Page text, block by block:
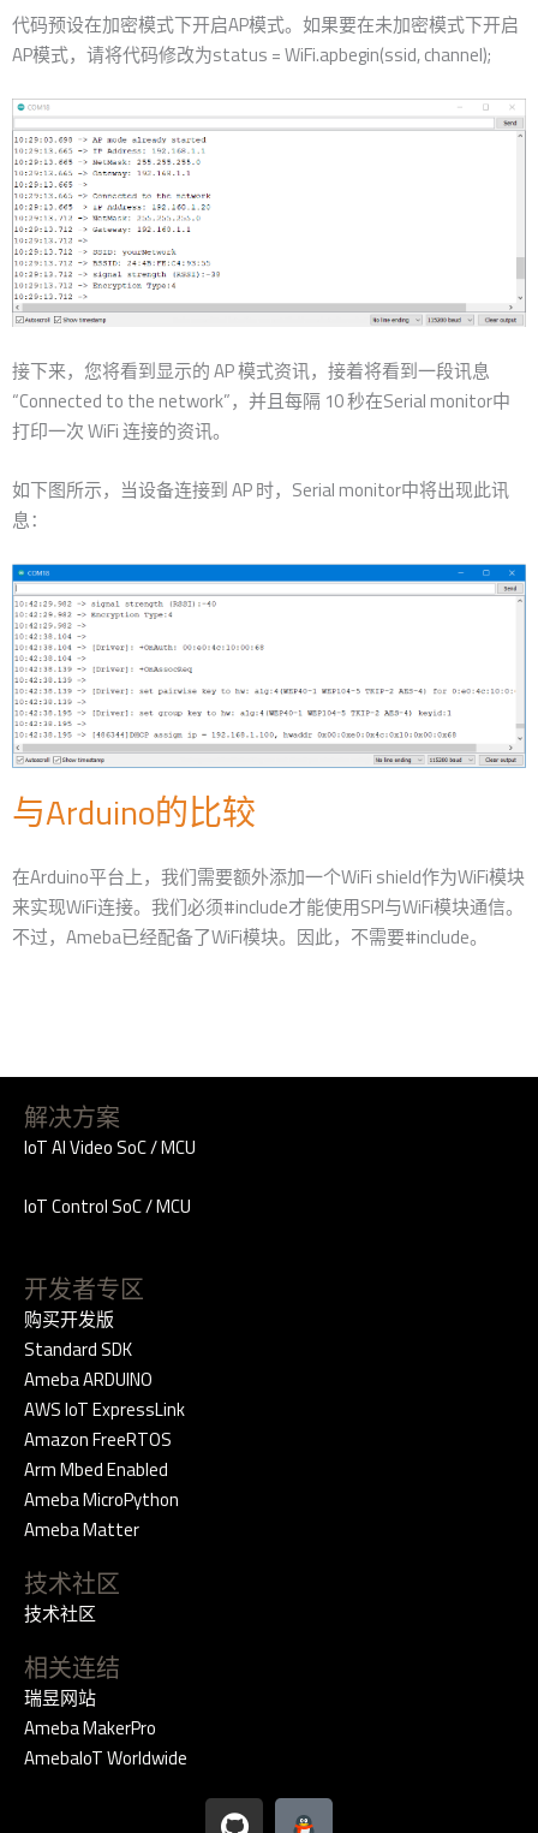
代码预设在加密模式下开启AP模式。如果要在未加密模式下开启
AP模式，请将代码修改为status = WiFi.apbegin(ssid, channel);
接下来，您将看到显示的 AP 模式资讯，接着将看到一段讯息
“Connected to the network”，并且每隔 10 秒在Serial monitor中
打印一次 WiFi 连接的资讯。
如下图所示，当设备连接到 AP 时，Serial monitor中将出现此讯
息：
与Arduino的比较
在Arduino平台上，我们需要额外添加一个WiFi shield作为WiFi模块
来实现WiFi连接。我们必须#include才能使用SPI与WiFi模块通信。
不过，Ameba已经配备了WiFi模块。因此，不需要#include。
解决方案
IoT AI Video SoC / MCU
IoT Control SoC / MCU
开发者专区
购买开发版
Standard SDK
Ameba ARDUINO
AWS IoT ExpressLink
Amazon FreeRTOS
Arm Mbed Enabled
Ameba MicroPython
Ameba Matter
技术社区
技术社区
相关连结
瑞昱网站
Ameba MakerPro
AmebaIoT Worldwide
G